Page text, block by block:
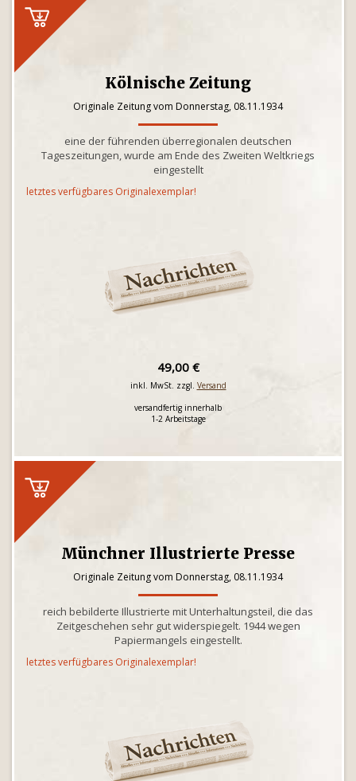
Kölnische Zeitung
Originale Zeitung vom Donnerstag, 08.11.1934
eine der führenden überregionalen deutschen
Tageszeitungen, wurde am Ende des Zweiten Weltkriegs
eingestellt
letztes verfügbares Originalexemplar!
49,00 €
inkl. MwSt. zzgl. Versand
versandfertig innerhalb
1-2 Arbeitstage
Münchner Illustrierte Presse
Originale Zeitung vom Donnerstag, 08.11.1934
reich bebilderte Illustrierte mit Unterhaltungsteil, die das
Zeitgeschehen sehr gut widerspiegelt. 1944 wegen
Papiermangels eingestellt.
letztes verfügbares Originalexemplar!